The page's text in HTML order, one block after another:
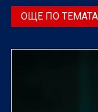
ОЩЕ ПО ТЕМАТА